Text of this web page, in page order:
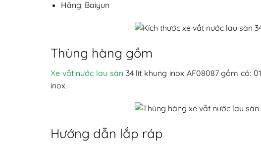
Hãng: Baiyun
Thùng hàng gồm
Xe vắt nước lau sàn 34 lít khung inox AF08087 gồm có:
inox.
Hướng dẫn lắp ráp